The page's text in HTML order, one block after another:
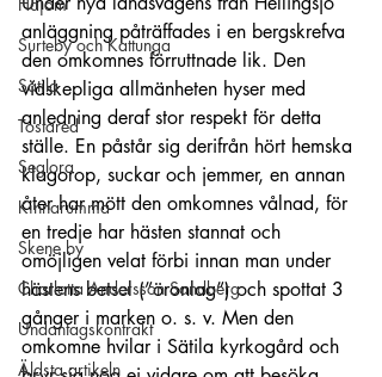
Surteby och Kattunga
Sätila
Tostared
Seglora
Kinnarumma
Skene by
Charlotta Andersson Sandberg
Undantagskontrakt
Äldsta artikeln
anläggning påträffades i en bergskrefva
den omkomnes förruttnade lik. Den
vidskepliga allmänheten hyser med
anledning deraf stor respekt för detta
ställe. En påstår sig derifrån hört hemska
klagorop, suckar och jemmer, en annan
åter har mött den omkomnes vålnad, för
en tredje har hästen stannat och
omöjligen velat förbi innan man under
hästens betsel (”öronlag”) och spottat 3
gånger i marken o. s. v. Men den
omkomne hvilar i Sätila kyrkogård och